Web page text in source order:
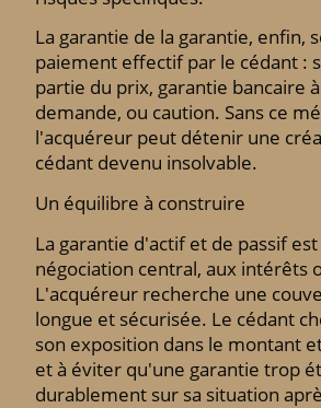
La garantie de la garantie, enfin,
paiement effectif par le cédant :
partie du prix, garantie bancaire
demande, ou caution. Sans ce
l'acquéreur peut détenir une
cédant devenu insolvable.
Un équilibre à construire
La garantie d'actif et de passif
négociation central, aux intérêts
L'acquéreur recherche une
longue et sécurisée. Le cédant
son exposition dans le montant
et à éviter qu'une garantie trop
durablement sur sa situation